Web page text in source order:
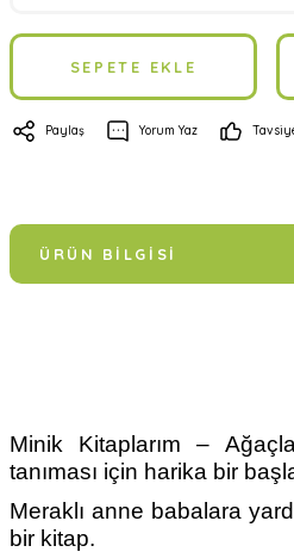
SEPETE EKLE
Paylaş Yorum Yaz
ÜRÜN BILGISI
Minik Kitaplarım –
tanıması için harika bir
Meraklı anne babalara
bir kitap.